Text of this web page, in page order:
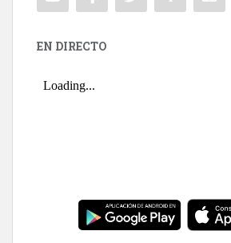
EN DIRECTO